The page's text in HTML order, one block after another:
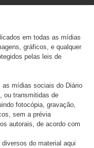
em todas as mídias
gráficos, e qualquer
pelas leis de
as mídias sociais do Diário
ou transmitidas de
fotocópia, gravação,
sem a prévia
autorais, de acordo com
do material aqui